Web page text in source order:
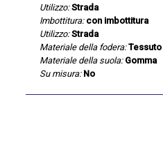
Utilizzo: Strada
Imbottitura: con imbottitura
Utilizzo: Strada
Materiale della fodera: Tessuto
Materiale della suola: Gomma
Su misura: No